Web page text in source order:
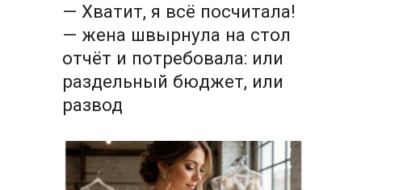
— Хватит, я всё посчитала!
— жена швырнула на стол
отчёт и потребовала: или
раздельный бюджет, или
развод